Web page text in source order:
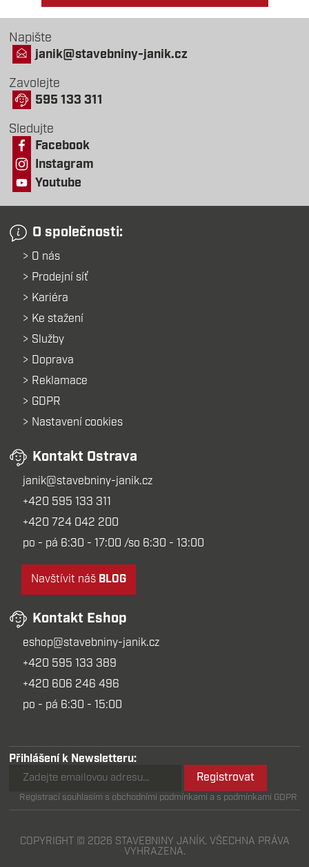
Napište
janik@stavebniny-janik.cz
Zavolejte
595 133 311
Sledujte
Facebook
Instagram
Youtube
O společnosti:
O nás
Prodejní síť
Kariéra
Ke stažení
Služby
Doprava
Reklamace
GDPR
Nastavení cookies
Kontakt Ostrava
janik@stavebniny-janik.cz
+420 595 133 311
+420 724 042 200
po - pá 6:30 - 17:00 /so 6:30 - 13:00
Navštívit náš BLOG
Kontakt Eshop
eshop@stavebniny-janik.cz
+420 595 133 389
+420 606 246 496
po - pá 6:30 - 15:00
Přihlášení k Newsletteru:
Registrovat
Registrací souhlasím s obchodními podmínkami a s podmínkami GDPR
COPYRIGHT © 2026 STAVEBNINY JANÍK. VŠECHNA PRÁVA
VYHRAZENA.